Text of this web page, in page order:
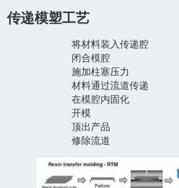
传递模塑工艺
将材料装入传递腔
闭合模腔
施加柱塞压力
材料通过流道传递
在模腔内固化
开模
顶出产品
修除流道